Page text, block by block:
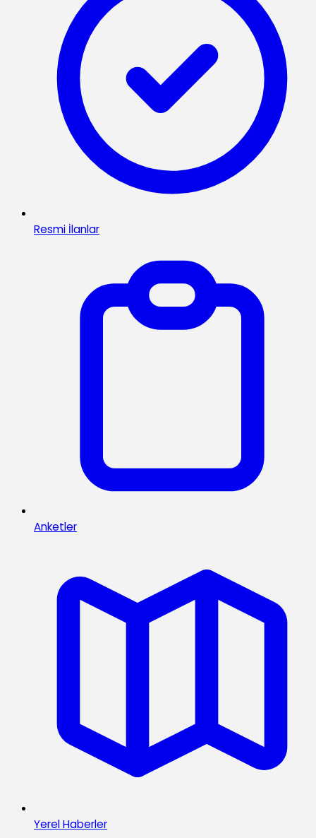
Resmi İlanlar
Anketler
Yerel Haberler